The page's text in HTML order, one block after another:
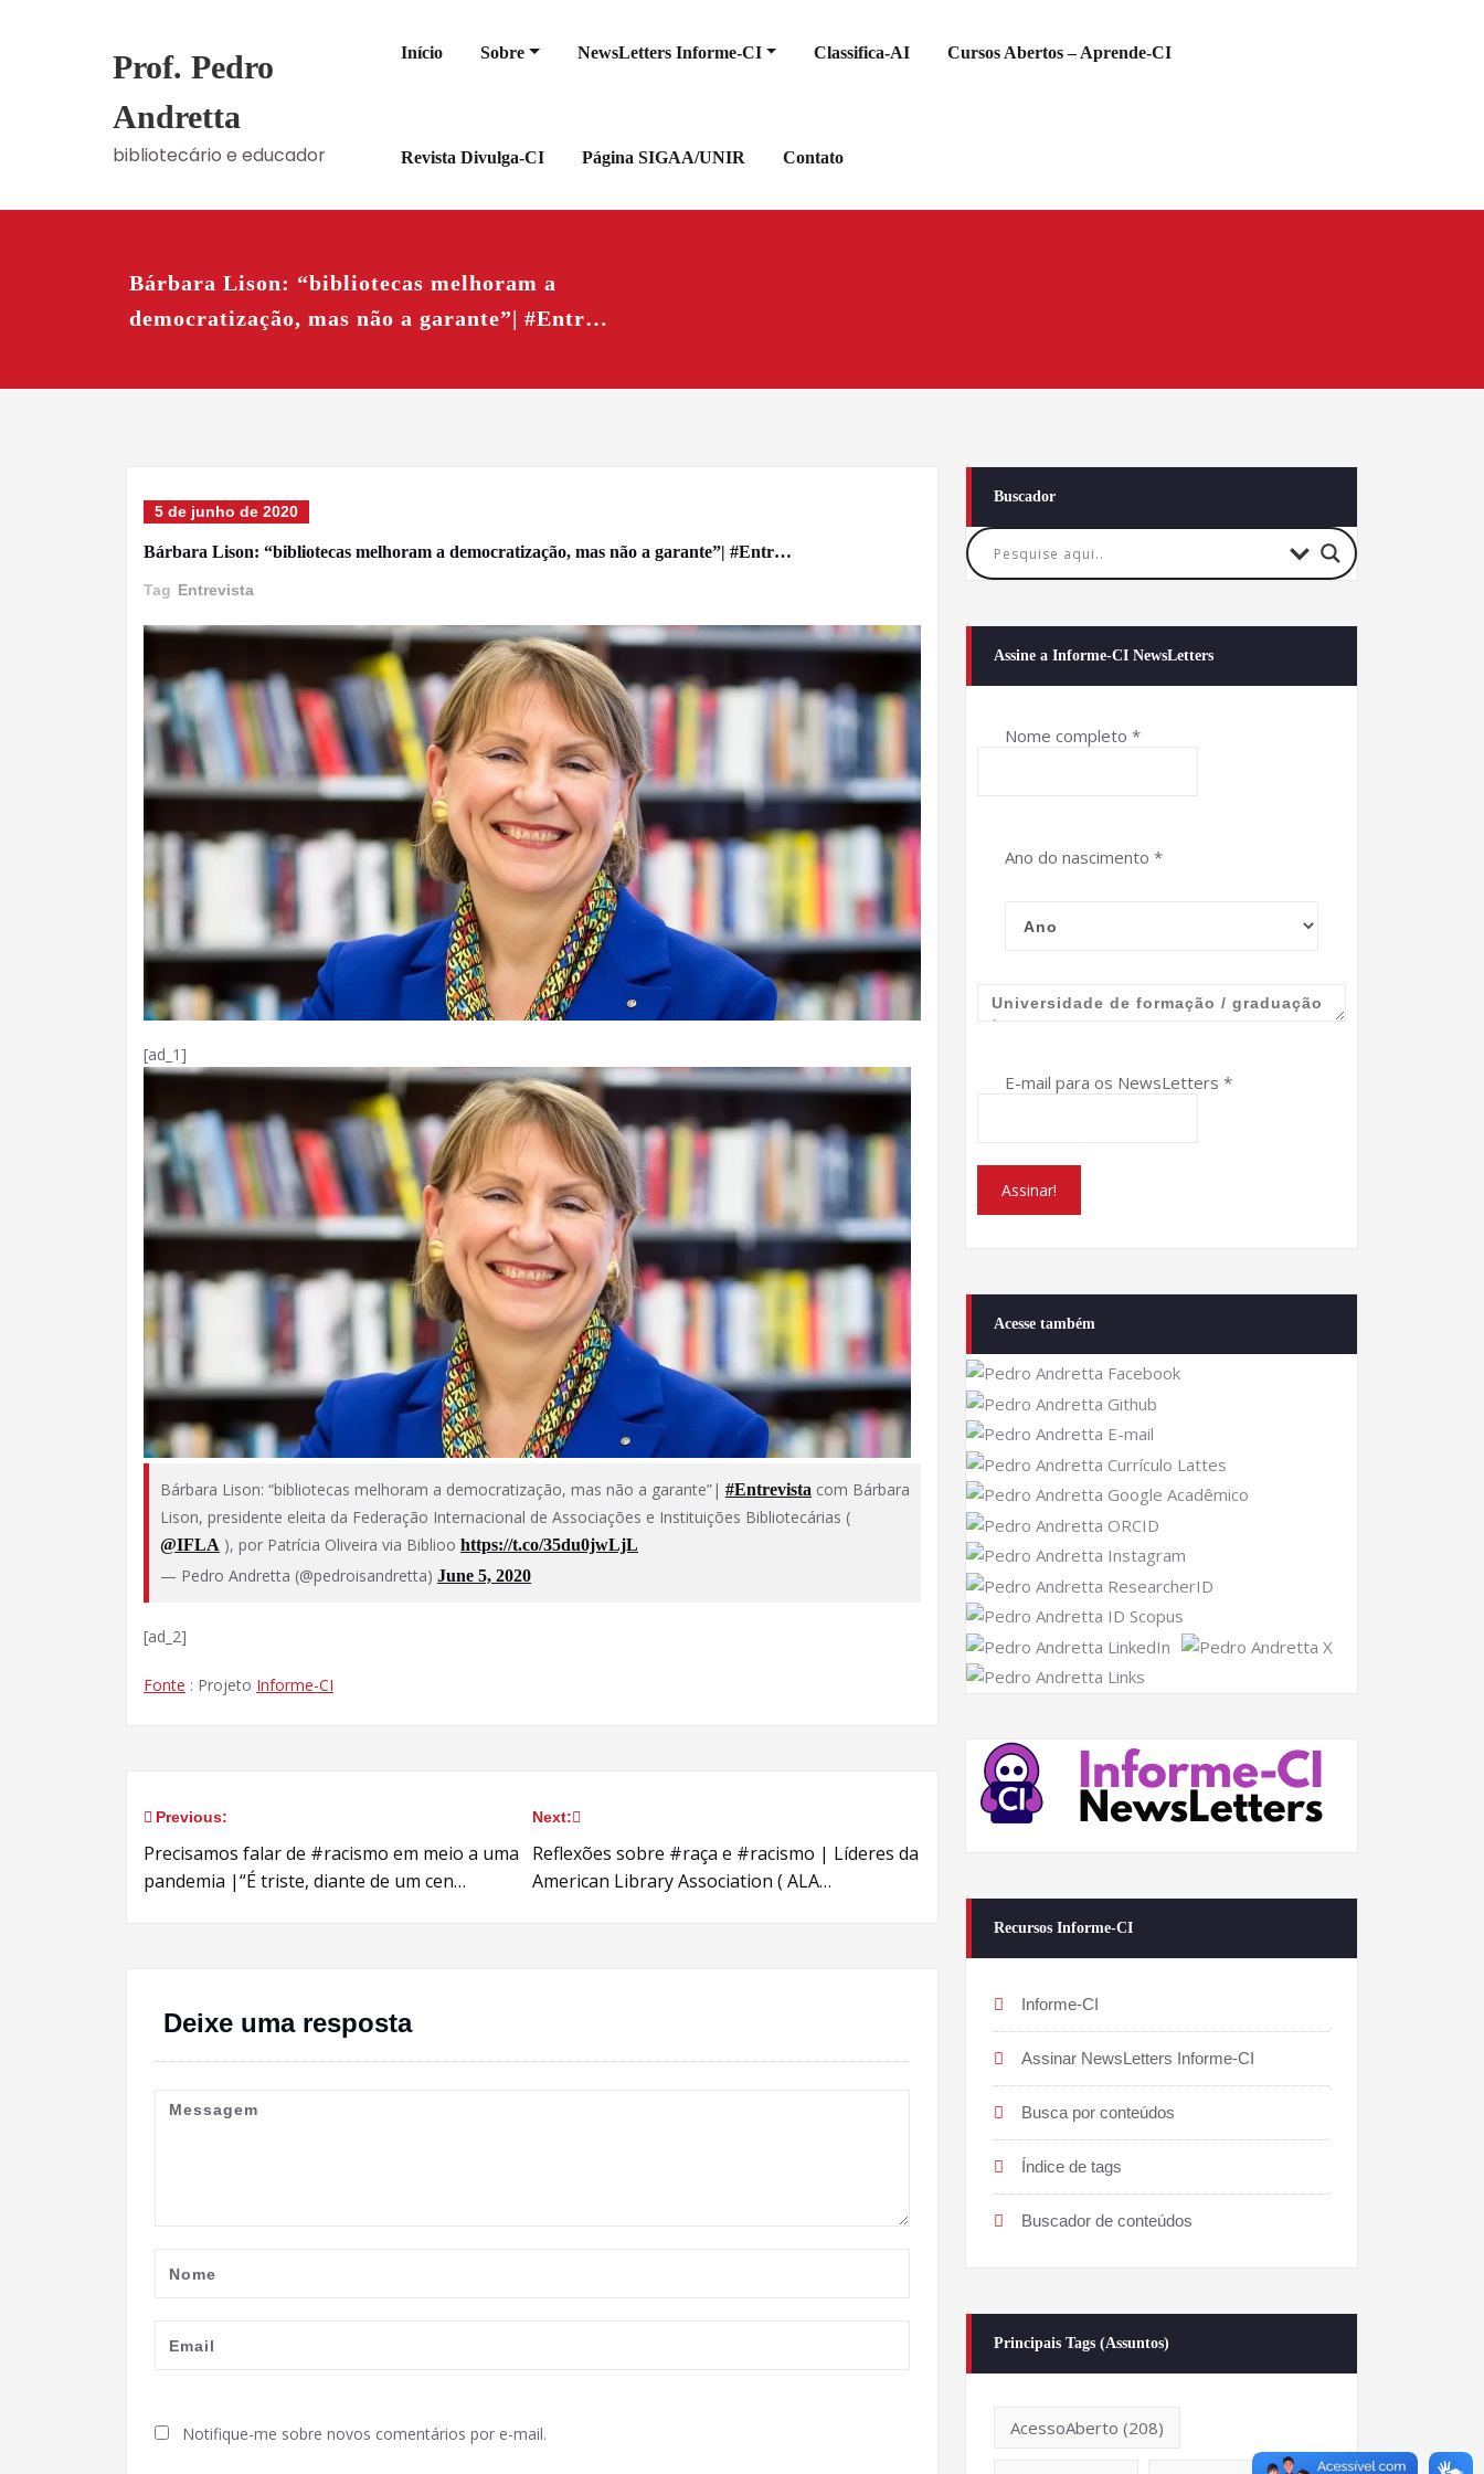
Prof. Pedro
Andretta
bibliotecário e educador
Início Sobre NewsLetters Informe-CI Classifica-AI Cursos Abertos – Aprende-CI
Revista Divulga-CI Página SIGAA/UNIR Contato
Bárbara Lison: “bibliotecas melhoram a
democratização, mas não a garante”| #Entr…
5 de junho de 2020
Bárbara Lison: “bibliotecas melhoram a democratização, mas não a garante”| #Entr…
Tag Entrevista
[ad_1]
Bárbara Lison: “bibliotecas melhoram a democratização, mas não a garante”| #Entrevista com Bárbara
Lison, presidente eleita da Federação Internacional de Associações e Instituições Bibliotecárias (
@IFLA ⁩ ), por Patrícia Oliveira via Biblioo https://t.co/35du0jwLjL
— Pedro Andretta (@pedroisandretta) June 5, 2020
[ad_2]
Fonte : Projeto Informe-CI
Navegação
de
Previous:
Precisamos falar de #racismo em meio a uma
pandemia |“É triste, diante de um cen…
Next:
Reflexões sobre #raça e #racismo | Líderes da
American Library Association ( ALA…
Deixe uma resposta
Notifique-me sobre novos comentários por e-mail.
Buscador
Assine a Informe-CI NewsLetters
Nome completo *
Ano do nascimento *
E-mail para os NewsLetters *
Acesse também
Recursos Informe-CI
Informe-CI
Assinar NewsLetters Informe-CI
Busca por conteúdos
Índice de tags
Buscador de conteúdos
Principais Tags (Assuntos)
AcessoAberto (208)